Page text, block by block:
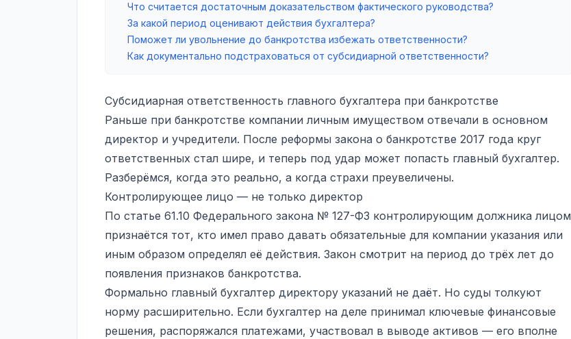
Что считается достаточным доказательством фактического руководства?
За какой период оценивают действия бухгалтера?
Поможет ли увольнение до банкротства избежать ответственности?
Как документально подстраховаться от субсидиарной ответственности?
Субсидиарная ответственность главного бухгалтера при банкротстве
Раньше при банкротстве компании личным имуществом отвечали в основном
директор и учредители. После реформы закона о банкротстве 2017 года круг
ответственных стал шире, и теперь под удар может попасть главный бухгалтер.
Разберёмся, когда это реально, а когда страхи преувеличены.
Контролирующее лицо — не только директор
По статье 61.10 Федерального закона № 127-ФЗ контролирующим должника лицом
признаётся тот, кто имел право давать обязательные для компании указания или
иным образом определял её действия. Закон смотрит на период до трёх лет до
появления признаков банкротства.
Формально главный бухгалтер директору указаний не даёт. Но суды толкуют
норму расширительно. Если бухгалтер на деле принимал ключевые финансовые
решения, распоряжался платежами, участвовал в выводе активов — его вполне